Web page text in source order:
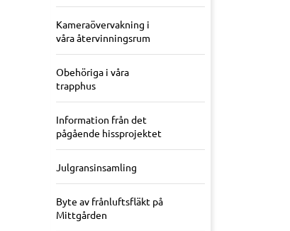
Kameraövervakning i
våra återvinningsrum
Obehöriga i våra
trapphus
Information från det
pågående hissprojektet
Julgransinsamling
Byte av frånluftsfläkt på
Mittgården